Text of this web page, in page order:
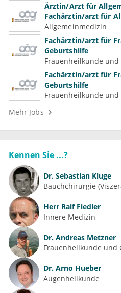
Ärztin/Arzt für
Fachärztin/arzt für
Familienmedizin für
Allgemeinmedizin
Fachärztin/arzt für
Geburtshilfe
Frauenheilkunde
Fachärztin/arzt für
Geburtshilfe
Frauenheilkunde
Mehr Jobs
Kennen Sie ...?
Dr. Sebastian Kluge
Bauchchirurgie
Herr Ralf Fiedler
Innere Medizin
Dr. Andreas Metzner
Frauenheilkunde und
Dr. Arno Hueber
Augenheilkunde